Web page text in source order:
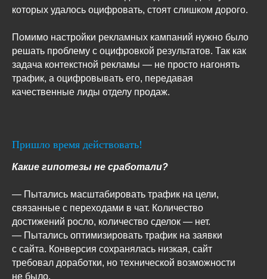
которых удалось оцифровать, стоят слишком дорого.
Помимо настройки рекламных кампаний нужно было
решать проблему с оцифровкой результатов. Так как
задача контекстной рекламы — не просто нагонять
трафик, а оцифровывать его, передавая
качественные лиды отделу продаж.
Пришло время действовать!
Какие гипотезы не сработали?
— Пытались масштабировать трафик на цели,
связанные с переходами в чат. Количество
достижений росло, количество сделок — нет.
— Пытались оптимизировать трафик на заявки
с сайта. Конверсия сохранялась низкая, сайт
требовал доработки, но технической возможности
не было.